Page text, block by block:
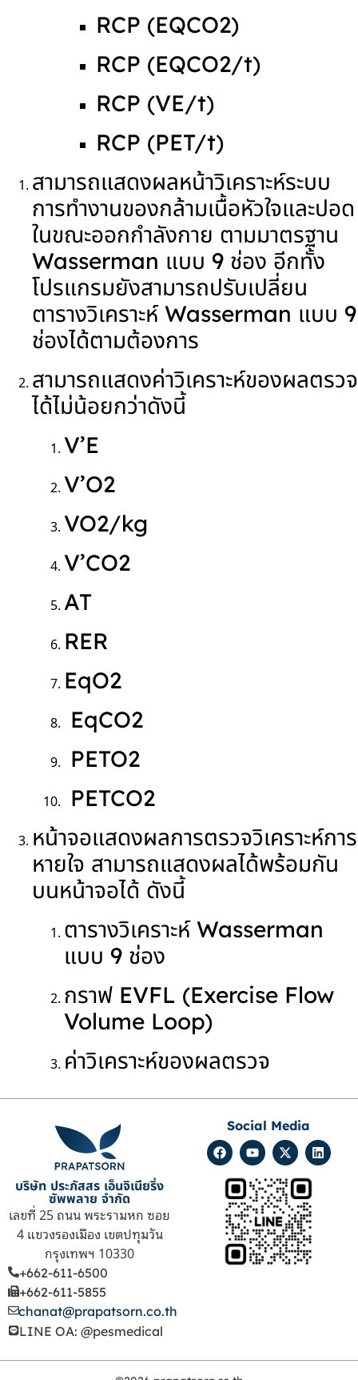
RCP (EQCO2)
RCP (EQCO2/t)
RCP (VE/t)
RCP (PET/t)
สามารถแสดงผลหน้าวิเคราะห์ระบบ
การทำงานของกล้ามเนื้อหัวใจและปอด
ในขณะออกกำลังกาย ตามมาตรฐาน
Wasserman แบบ 9 ช่อง อีกทั้ง
โปรแกรมยังสามารถปรับเปลี่ยน
ตารางวิเคราะห์ Wasserman แบบ 9
ช่องได้ตามต้องการ
สามารถแสดงค่าวิเคราะห์ของผลตรวจ
ได้ไม่น้อยกว่าดังนี้
V’E
V’O2
VO2/kg
V’CO2
AT
RER
EqO2
EqCO2
PETO2
PETCO2
หน้าจอแสดงผลการตรวจวิเคราะห์การ
หายใจ สามารถแสดงผลได้พร้อมกัน
บนหน้าจอได้ ดังนี้
ตารางวิเคราะห์ Wasserman
แบบ 9 ช่อง
กราฟ EVFL (Exercise Flow
Volume Loop)
ค่าวิเคราะห์ของผลตรวจ
บริษัท ประภัสสร เอ็นจิเนียริ่ง
ซัพพลาย จำกัด
เลขที่ 25 ถนน พระรามหก ซอย
4 แขวงรองเมือง เขตปทุมวัน
กรุงเทพฯ 10330
+662-611-6500
+662-611-5855
chanat@prapatsorn.co.th
LINE OA: @pesmedical
Social Media